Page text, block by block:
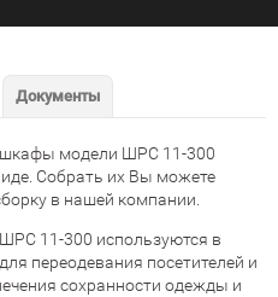
Документы
модели ШРС 11-300
Собрать их Вы можете
в нашей компании.
11-300 используются в
переодевания посетителей и
сохранности одежды и